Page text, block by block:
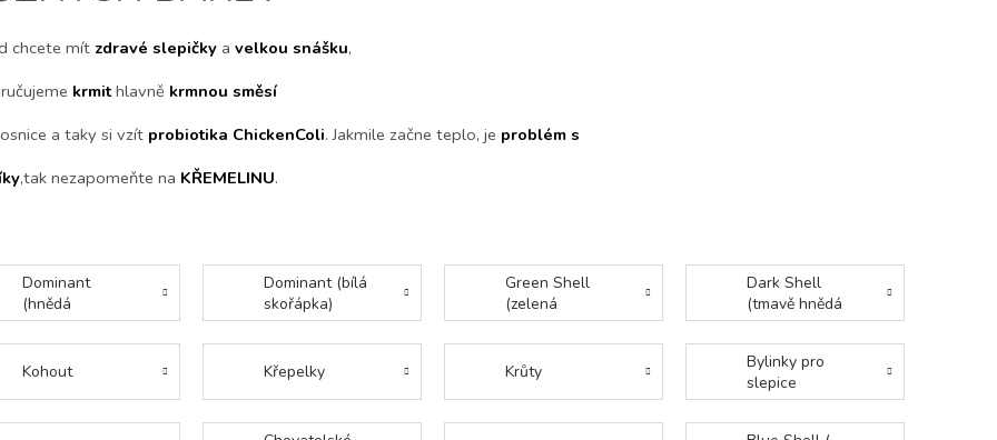
chcete mít zdravé slepičky a velkou snášku,
krmithlavně krmnou směsí
a taky si vzít probiotika ChickenColi. Jakmile začne teplo, je problém s
,tak nezapomeňte na KŘEMELINU.
Dominant
(hnědá
skořápka)
Dominant (bílá
skořápka)
Green Shell
(zelená
skořápka)
Dark Shell
(tmavě hnědá
skořápka)
Kohout Křepelky Krůty
Bylinky pro
slepice